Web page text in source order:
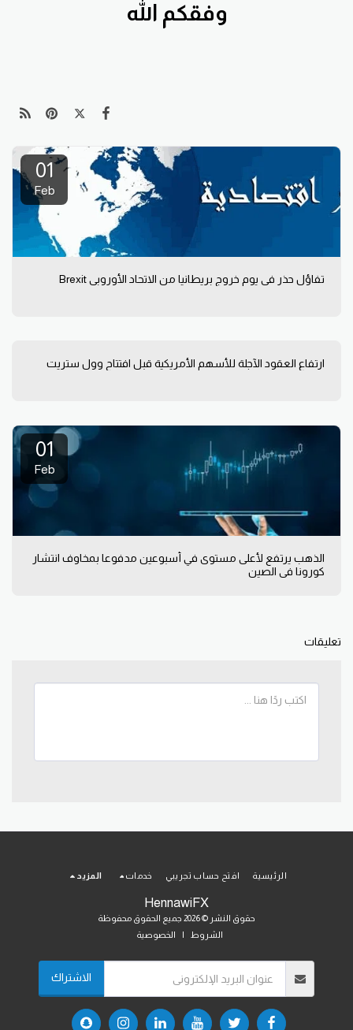
وفقكم الله
01
Feb
تفاؤل حذر في يوم خروج بريطانيا من الاتحاد الأوروبي Brexit
ارتفاع العقود الآجلة للأسهم الأمريكية قبل افتتاح وول ستريت
01
Feb
الذهب يرتفع لأعلى مستوى في أسبوعين مدفوعا بمخاوف انتشار
كورونا في الصين
تعليقات
HennawiFX
حقوق النشر © 2026 جميع الحقوق محفوظة
الشروط
| الخصوصية
الرئيسية افتح حساب تجريبي خدمات المزيد
الاشتراك